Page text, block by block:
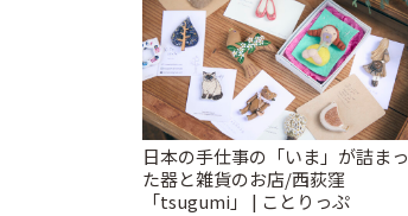
日本の手仕事の「いま」が詰まっ
た器と雑貨のお店/西荻窪
「tsugumi」 | ことりっぷ